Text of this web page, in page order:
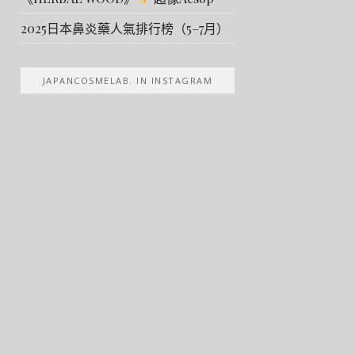
2025日本鼻炎藥人氣排行榜（5–7月）
JAPANCOSMELAB. IN INSTAGRAM